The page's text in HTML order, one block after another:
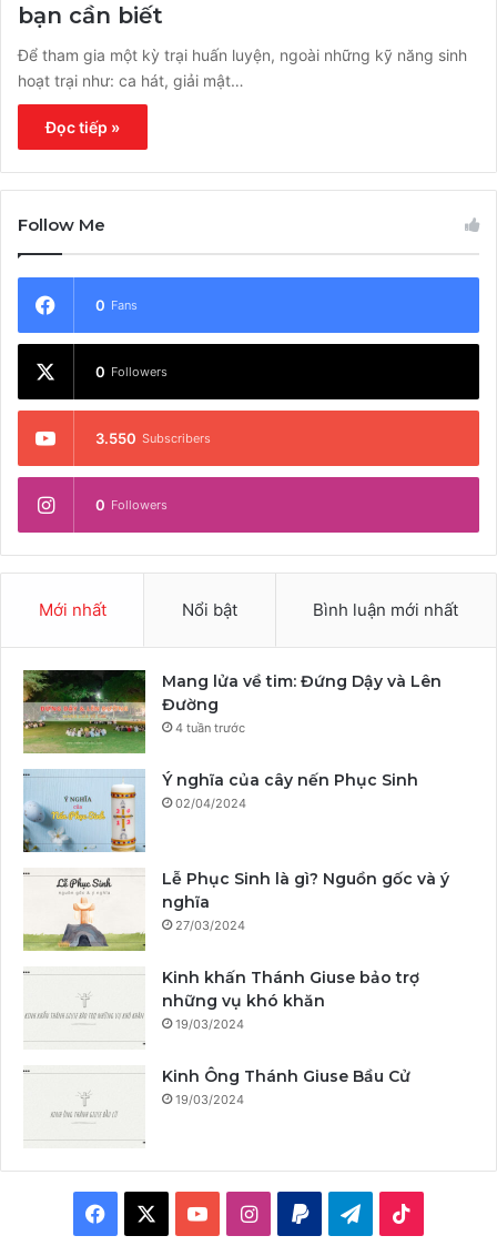
bạn cần biết
Để tham gia một kỳ trại huấn luyện, ngoài những kỹ năng sinh
hoạt trại như: ca hát, giải mật…
Đọc tiếp »
Follow Me
0 Fans
0 Followers
3.550 Subscribers
0 Followers
Mới nhất Nổi bật Bình luận mới nhất
Mang lửa về tim: Đứng Dậy và Lên
Đường
4 tuần trước
Ý nghĩa của cây nến Phục Sinh
02/04/2024
Lễ Phục Sinh là gì? Nguồn gốc và ý
nghĩa
27/03/2024
Kinh khấn Thánh Giuse bảo trợ
những vụ khó khăn
19/03/2024
Kinh Ông Thánh Giuse Bầu Cử
19/03/2024
I
P